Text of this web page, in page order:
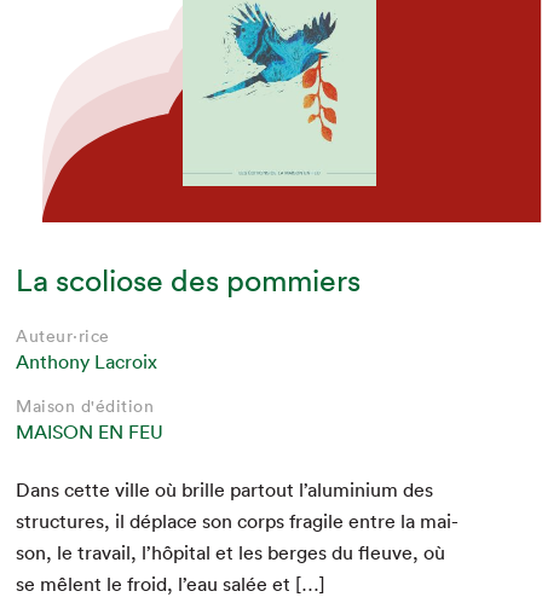
La scoliose des pommiers
Auteur·rice
Anthony Lacroix
Maison d'édition
MAISON EN FEU
Dans cette ville où brille partout l’aluminium des
struc­tures, il déplace son corps frag­ile entre la mai­
son, le tra­vail, l’hôpital et les berges du fleuve, où
se mêlent le froid, l’eau salée et […]